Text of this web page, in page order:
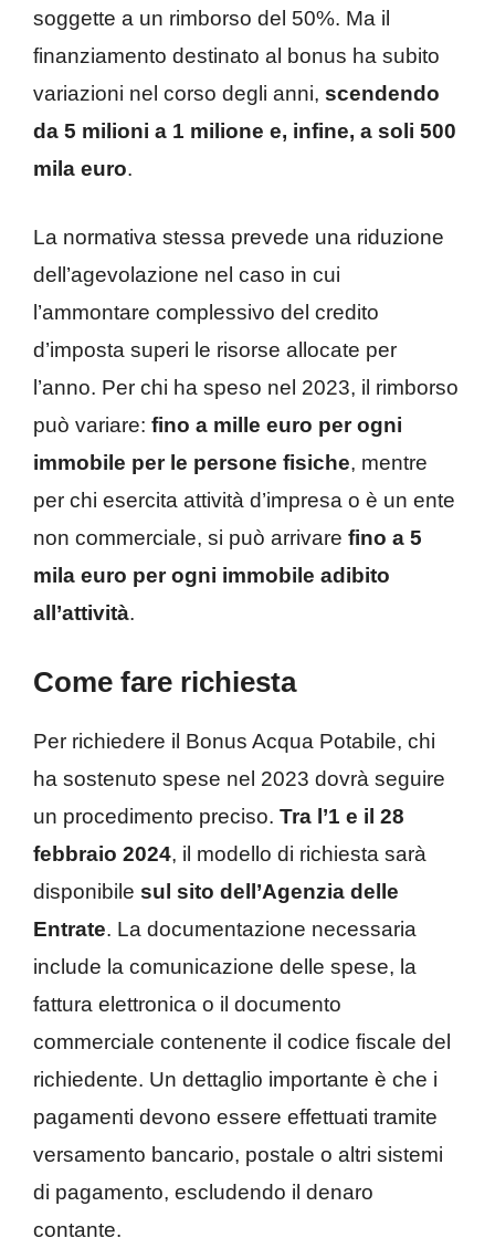
soggette a un rimborso del 50%. Ma il
finanziamento destinato al bonus ha subito
variazioni nel corso degli anni, scendendo
da 5 milioni a 1 milione e, infine, a soli 500
mila euro.
La normativa stessa prevede una riduzione
dell’agevolazione nel caso in cui
l’ammontare complessivo del credito
d’imposta superi le risorse allocate per
l’anno. Per chi ha speso nel 2023, il rimborso
può variare: fino a mille euro per ogni
immobile per le persone fisiche, mentre
per chi esercita attività d’impresa o è un ente
non commerciale, si può arrivare fino a 5
mila euro per ogni immobile adibito
all’attività.
Come fare richiesta
Per richiedere il Bonus Acqua Potabile, chi
ha sostenuto spese nel 2023 dovrà seguire
un procedimento preciso. Tra l’1 e il 28
febbraio 2024, il modello di richiesta sarà
disponibile sul sito dell’Agenzia delle
Entrate. La documentazione necessaria
include la comunicazione delle spese, la
fattura elettronica o il documento
commerciale contenente il codice fiscale del
richiedente. Un dettaglio importante è che i
pagamenti devono essere effettuati tramite
versamento bancario, postale o altri sistemi
di pagamento, escludendo il denaro
contante.